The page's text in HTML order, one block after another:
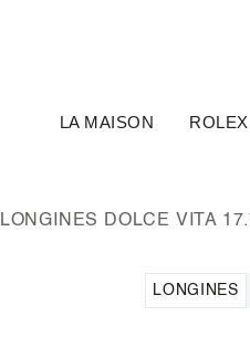
LA MAISON ROLEX
LONGINES DOLCE VITA
LONGINES